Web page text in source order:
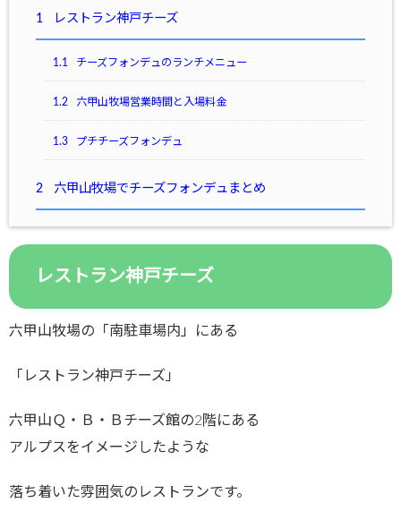
1 レストラン神戸チーズ
1.1 チーズフォンデュのランチメニュー
1.2 六甲山牧場営業時間と入場料金
1.3 プチチーズフォンデュ
2 六甲山牧場でチーズフォンデュまとめ
レストラン神戸チーズ
六甲山牧場の「南駐車場内」にある
「レストラン神戸チーズ」
六甲山Ｑ・Ｂ・Ｂチーズ館の2階にある
アルプスをイメージしたような
落ち着いた雰囲気のレストランです。